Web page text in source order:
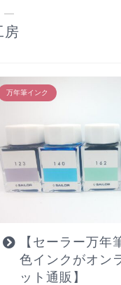
―
房
万年筆インク
【セーラー万
色インクがオン
ット通販】